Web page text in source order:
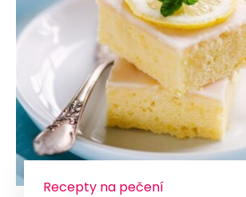
Recepty na pečení